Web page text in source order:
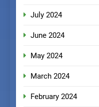
July 2024
June 2024
May 2024
March 2024
February 2024